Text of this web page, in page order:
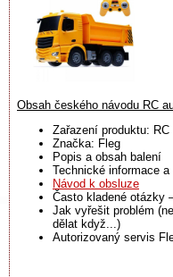
Obsah českého návodu RC
Zařazení produktu:
Značka: Fleg
Popis a obsah balení
Technické informace
Návod k obsluze
Často kladené otázky
Jak vyřešit problém
dělat když...)
Autorizovaný servis